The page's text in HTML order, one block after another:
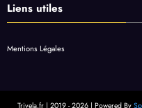
Liens utiles
Mentions Légales
Trivela.fr | 2019 - 2026 | Powered By